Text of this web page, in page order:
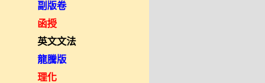
副版卷
函授
英文文法
龍騰版
理化